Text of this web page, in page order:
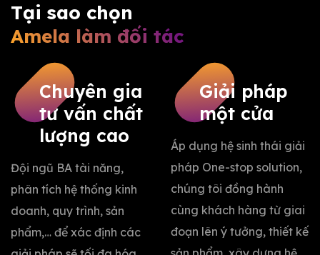
Tại sao chọn
Amela làm đối tác
Chuyên gia
tư vấn chất
lượng cao
Đội ngũ BA tài năng,
phân tích hệ thống kinh
doanh, quy trình, sản
phẩm,… để xác định các
Giải pháp
một cửa
Áp dụng hệ sinh thái giải
pháp One-stop solution,
chúng tôi đồng hành
cùng khách hàng từ giai
đoạn lên ý tưởng, thiết kế